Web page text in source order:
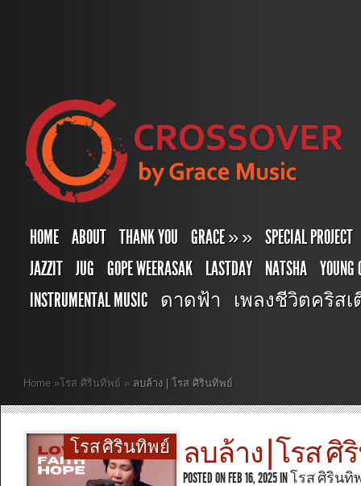
HOME ABOUT THANK YOU GRACE»» SPECIAL PROJECT
JAZZIT JUG GOPE WEERASAK LASTDAY NATSHA YOUNG
INSTRUMENTAL MUSIC ดาดฟ้า เพลงชีวิตคริสเตียน
Home »โรส ศิรินทิพย์ » ลบล้าง | โรส ศิรินทิพย์
โรส ศิรินทิพย์ ลบล้าง | โรส
POSTED ON FEB 16, 2025 INโรส ศิรินทิ